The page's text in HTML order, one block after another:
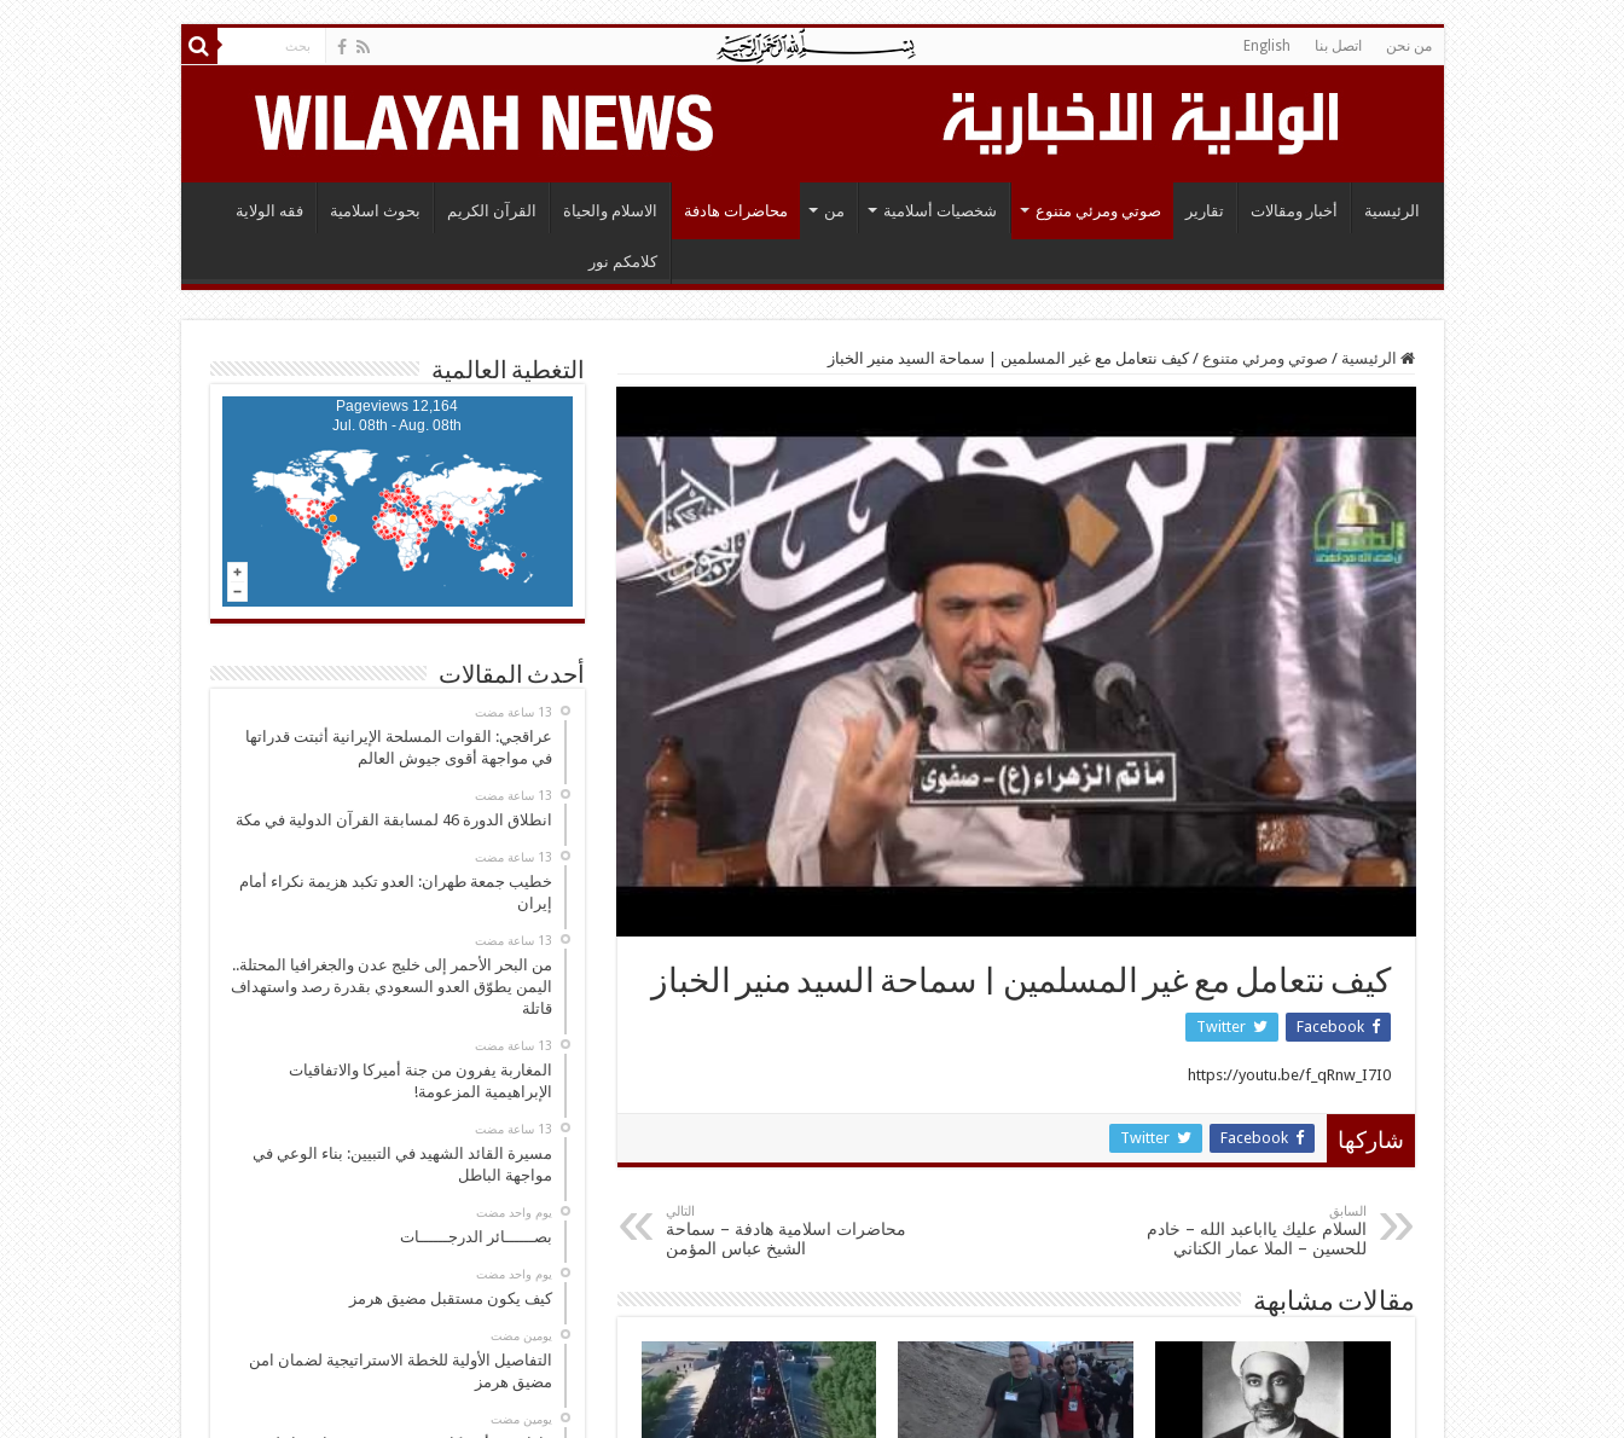
من نحن اتصل بنا English
الرئيسية أخبار ومقالات تقارير صوتي ومرئي متنوع شخصيات أسلامية من محاضرات هادفة الاسلام والحياة القرآن الكريم بحوث اسلامية فقه الولاية
كلامكم نور
الرئيسية / صوتي ومرئي متنوع / كيف نتعامل مع غير المسلمين | سماحة السيد منير الخباز
كيف نتعامل مع غير المسلمين | سماحة السيد منير الخباز
Facebook
Twitter
https://youtu.be/f_qRnw_I7I0
شاركها Facebook
Twitter
السابق
السلام عليك يااباعبد الله – خادم
للحسين – الملا عمار الكناني
التالي
محاضرات اسلامية هادفة – سماحة
الشيخ عباس المؤمن
مقالات مشابهة
التغطية العالمية
12,164 Pageviews
Jul. 08th - Aug. 08th
أحدث المقالات
عراقجي: القوات المسلحة الإيرانية أثبتت قدراتها
في مواجهة أقوى جيوش العالم
انطلاق الدورة 46 لمسابقة القرآن الدولية في مكة
خطيب جمعة طهران: العدو تكبد هزيمة نكراء أمام
إيران
من البحر الأحمر إلى خليج عدن والجغرافيا المحتلة..
اليمن يطوّق العدو السعودي بقدرة رصد واستهداف
قاتلة
المغاربة يفرون من جنة أميركا والاتفاقيات
الإبراهيمية المزعومة!
مسيرة القائد الشهيد في التبيين: بناء الوعي في
مواجهة الباطل
‏يوم واحد مضت
بصــــــائر الدرجــــــات
‏يوم واحد مضت
كيف يكون مستقبل مضيق هرمز
‏يومين مضت
التفاصيل الأولية للخطة الاستراتيجية لضمان امن
مضيق هرمز
‏يومين مضت